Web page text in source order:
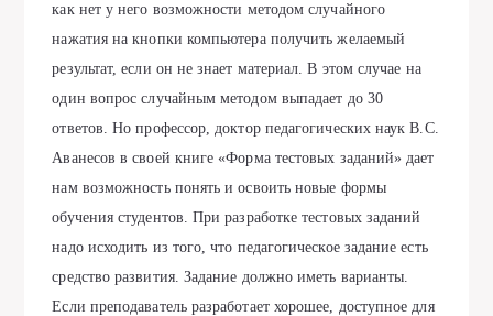
как нет у него возможности методом случайного
нажатия на кнопки компьютера получить желаемый
результат, если он не знает материал. В этом случае на
один вопрос случайным методом выпадает до 30
ответов. Но профессор, доктор педагогических наук В.С.
Аванесов в своей книге «Форма тестовых заданий» дает
нам возможность понять и освоить новые формы
обучения студентов. При разработке тестовых заданий
надо исходить из того, что педагогическое задание есть
средство развития. Задание должно иметь варианты.
Если преподаватель разработает хорошее, доступное для